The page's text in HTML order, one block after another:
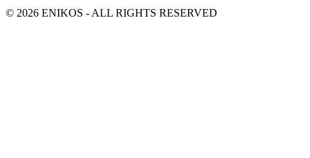
© 2026 ENIKOS - ALL RIGHTS RESERVED